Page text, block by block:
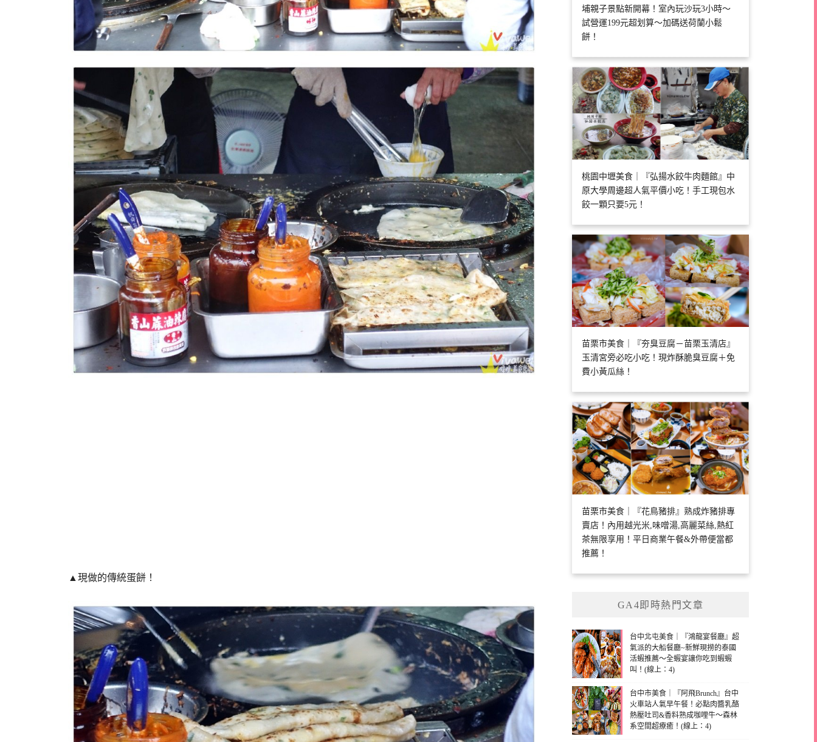
▲現做的傳統蛋餅！
埔親子景點新開幕！室內玩沙玩3小時～
試營運199元超划算～加碼送荷蘭小鬆
餅！
桃園中壢美食｜『弘揚水餃牛肉麵館』中
原大學周邊超人氣平價小吃！手工現包水
餃一顆只要5元！
苗栗市美食｜『夯臭豆腐－苗栗玉清店』
玉清宮旁必吃小吃！現炸酥脆臭豆腐＋免
費小黃瓜絲！
苗栗市美食｜『花鳥豬排』熟成炸豬排專
賣店！內用越光米,味噌湯,高麗菜絲,熱紅
茶無限享用！平日商業午餐&外帶便當都
推薦！
GA4即時熱門文章
台中北屯美食｜『鴻龍宴餐廳』超
氣派的大船餐廳~新鮮現撈的泰國
活蝦推薦～全蝦宴讓你吃到蝦蝦
叫！(線上：4)
台中市美食｜『阿飛Brunch』台中
火車站人氣早午餐！必點肉醬乳酪
熱壓吐司&香料熟成咖哩牛～森林
系空間超療癒！(線上：4)